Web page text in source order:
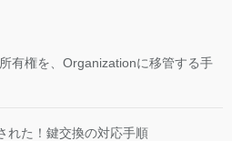
有権を、Organizationに移管する手
れた！鍵交換の対応手順